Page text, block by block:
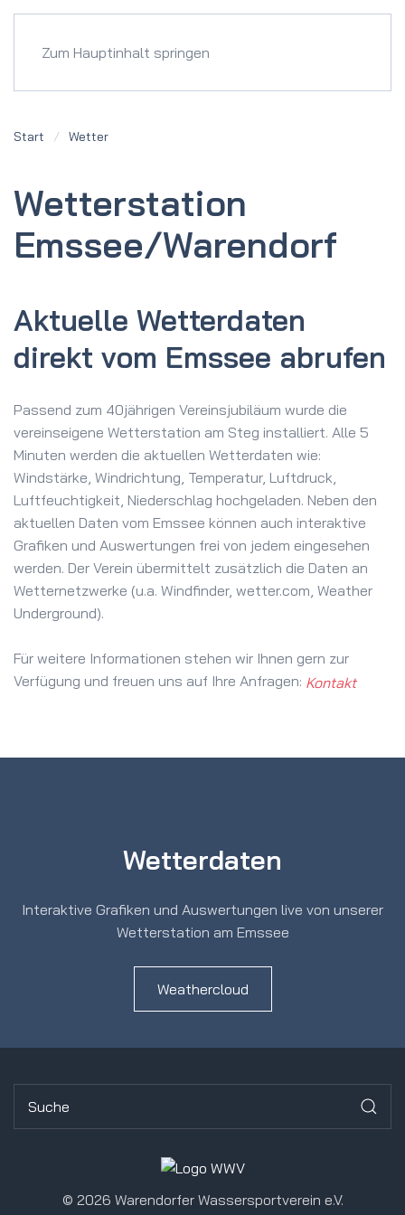
Zum Hauptinhalt springen
Start Wetter
Wetter­station
Emssee/Warendorf
Aktuelle Wetterdaten
direkt vom Emssee abrufen
Passend zum 40jährigen Vereinsjubiläum wurde die
vereinseigene Wetterstation am Steg installiert. Alle 5
Minuten werden die aktuellen Wetterdaten wie:
Windstärke, Windrichtung, Temperatur, Luftdruck,
Luftfeuchtigkeit, Niederschlag hochgeladen. Neben den
aktuellen Daten vom Emssee können auch interaktive
Grafiken und Auswertungen frei von jedem eingesehen
werden. Der Verein übermittelt zusätzlich die Daten an
Wetternetzwerke (u.a. Windfinder, wetter.com, Weather
Underground).
Für weitere Informationen stehen wir Ihnen gern zur
Verfügung und freuen uns auf Ihre Anfragen: Kontakt
Wetterdaten
Interaktive Grafiken und Auswertungen live von unserer
Wetterstation am Emssee
Weathercloud
© 2026 Warendorfer Wassersportverein e.V.